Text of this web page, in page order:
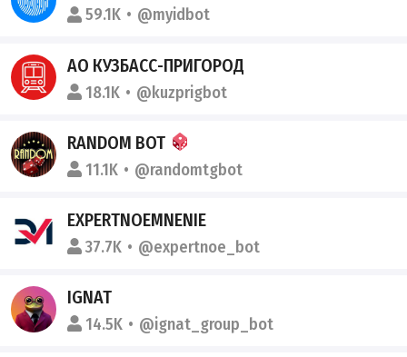
59.1K @myidbot
АО КУЗБАСС-ПРИГОРОД
18.1K @kuzprigbot
RANDOM BOT
11.1K @randomtgbot
EXPERTNOEMNENIE
37.7K @expertnoe_bot
IGNAT
14.5K @ignat_group_bot